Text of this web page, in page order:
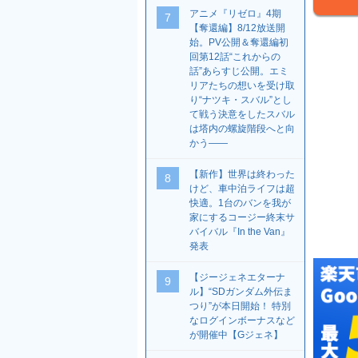
7
アニメ『リゼロ』4期
【奪還編】8/12放送開
始。PV公開＆奪還編初
回第12話“これからの
話”あらすじ公開。エミ
リアたちの想いを受け取
り“ナツキ・スバル”とし
て戦う決意をしたスバル
は塔内の螺旋階段へと向
かう――
8
【新作】世界は終わった
けど、車中泊ライフは超
快適。1台のバンを我が
家にするコージー終末サ
バイバル『In the Van』
発表
9
【ジージェネエターナ
ル】“SDガンダム外伝ま
つり”が本日開始！ 特別
なログインボーナスなど
が開催中【Gジェネ】